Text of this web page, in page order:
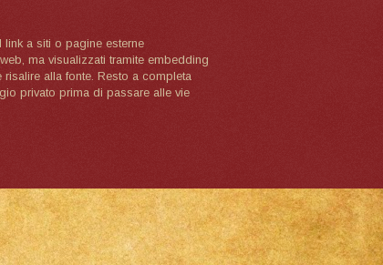
a siti o pagine esterne
ma visualizzati tramite embedding
alla fonte. Resto a completa
privato prima di passare alle vie